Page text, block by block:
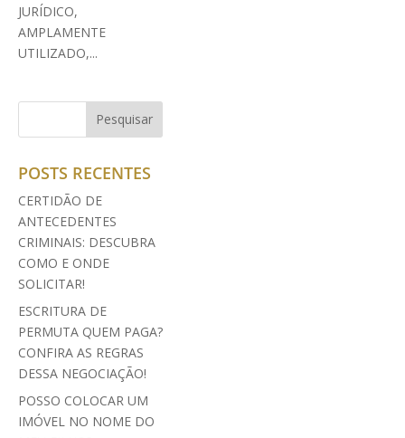
JURÍDICO,
AMPLAMENTE
UTILIZADO,...
POSTS RECENTES
CERTIDÃO DE
ANTECEDENTES
CRIMINAIS: DESCUBRA
COMO E ONDE
SOLICITAR!
ESCRITURA DE
PERMUTA QUEM PAGA?
CONFIRA AS REGRAS
DESSA NEGOCIAÇÃO!
POSSO COLOCAR UM
IMÓVEL NO NOME DO